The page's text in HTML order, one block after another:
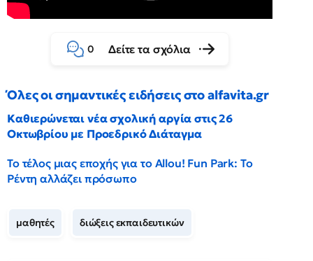
0 Δείτε τα σχόλια
Όλες οι σημαντικές ειδήσεις στο alfavita.gr
Καθιερώνεται νέα σχολική αργία στις 26
Οκτωβρίου με Προεδρικό Διάταγμα
Το τέλος μιας εποχής για το Allou! Fun Park: Το
Ρέντη αλλάζει πρόσωπο
μαθητές διώξεις εκπαιδευτικών